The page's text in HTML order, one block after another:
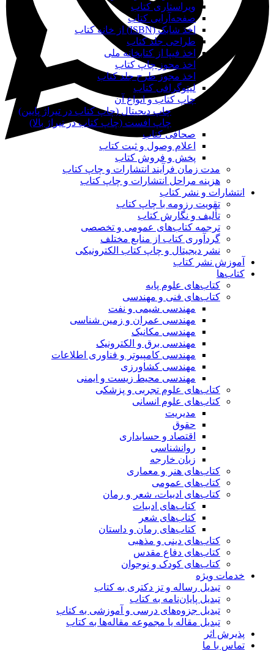
ویراستاری کتاب
صفحه‌آرایی کتاب
اخذ شابک (ISBN) از خانه کتاب
طراحی جلد کتاب
اخذ فیپا از کتابخانه ملی
اخذ مجوز چاپ کتاب
اخذ مجوز طرح جلد کتاب
لیتوگرافی کتاب
چاپ کتاب و انواع آن
چاپ دیجیتال (چاپ کتاب در تیراژ پایین)
چاپ افست (چاپ کتاب در تیراژ بالا)
صحافی کتاب
اعلام وصول و ثبت کتاب
پخش و فروش کتاب
مدت زمان فرآیند انتشارات و چاپ کتاب
هزینه مراحل انتشارات و چاپ کتاب
انتشارات و نشر کتاب
تقویت رزومه با چاپ کتاب
تألیف و نگارش کتاب
ترجمه کتاب‌های عمومی و تخصصی
گردآوری کتاب از منابع مختلف
نشر دیجیتال و چاپ کتاب الکترونیکی
آموزش نشر کتاب
کتاب‌ها
کتاب‌های علوم پایه
کتاب‌های فنی و مهندسی
مهندسی شیمی و نفت
مهندسی عمران و زمین شناسی
مهندسی مکانیک
مهندسی برق و الکترونیک
مهندسی کامپیوتر و فناوری اطلاعات
مهندسی کشاورزی
مهندسی محیط زیست و ایمنی
کتاب‌های علوم تجربی و پزشکی
کتاب‌های علوم انسانی
مدیریت
حقوق
اقتصاد و حسابداری
روانشناسی
زبان خارجه
کتاب‌های هنر و معماری
کتاب‌های عمومی
کتاب‌های ادبیات، شعر و رمان
کتاب‌های ادبیات
کتاب‌های شعر
کتاب‌های رمان و داستان
کتاب‌های دینی و مذهبی
کتاب‌های دفاع مقدس
کتاب‌های کودک و نوجوان
خدمات ویژه
تبدیل رساله و تز دکتری به کتاب
تبدیل پایان‌نامه به کتاب
تبدیل جزوه‌های درسی و آموزشی به کتاب
تبدیل مقاله یا مجموعه مقاله‌ها به کتاب
پذیرش اثر
تماس با ما